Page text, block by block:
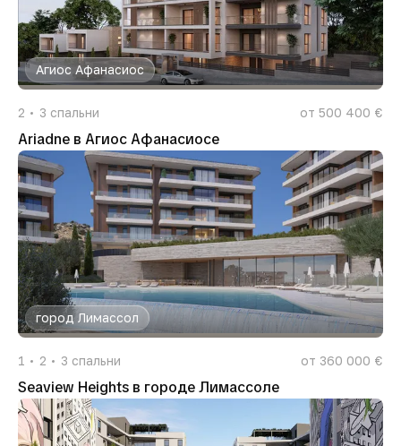
Агиос Афанасиос
2 3 спальни от 500 400 €
Ariadne в Агиос Афанасиосе
город Лимассол
1 2 3 спальни от 360 000 €
Seaview Heights в городе Лимассоле